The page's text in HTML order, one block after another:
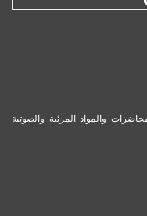
والمواد المرئية والصوتية